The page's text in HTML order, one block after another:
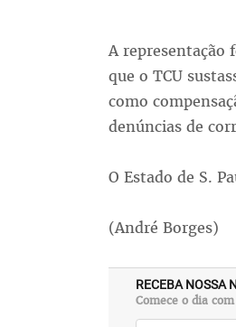
A representação
que o TCU
como
denúncias de
O Estado de S.
(André Borges)
RECEBA NOSSA
Comece o dia